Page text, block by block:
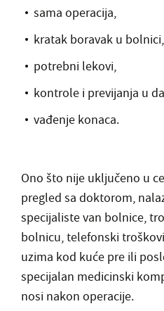
sama operacija,
kratak boravak u bolnici,
potrebni lekovi,
kontrole i previjanja u
vađenje konaca.
Ono što nije uključeno u
pregled sa doktorom,
specijaliste van bolnice,
bolnicu, telefonski
uzima kod kuće pre ili
specijalan medicinski
nosi nakon operacije.